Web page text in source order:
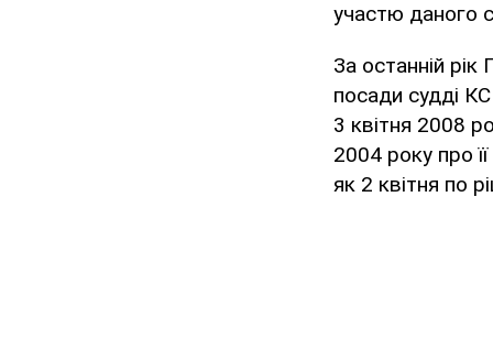
участю даного
За останній
посади судді
3 квітня 2008
2004 року про
як 2 квітня по